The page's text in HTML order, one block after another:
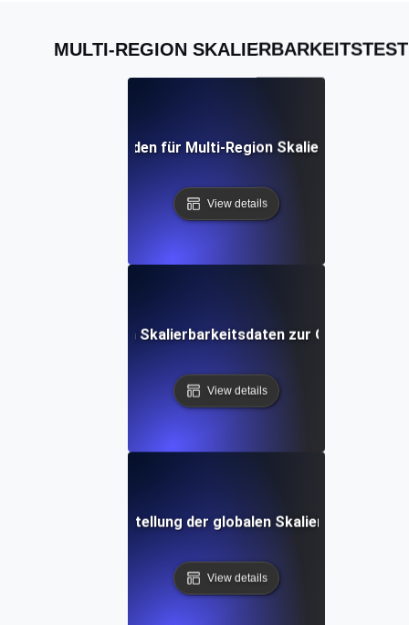
MULTI-REGION SKALIERBARKEITSTEST
Leitfaden für Multi-Region
View details
von Multi-Region Skalierbarkeitsdaten zur Optimierung
View details
für die Sicherstellung der globalen Skalierbarkeit in
View details